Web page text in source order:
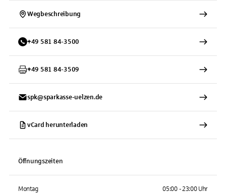
Wegbeschreibung
+49 581 84-3500
+49 581 84-3509
spk@sparkasse-uelzen.de
vCard herunterladen
Öffnungszeiten
Montag 05:00 - 23:00 Uhr